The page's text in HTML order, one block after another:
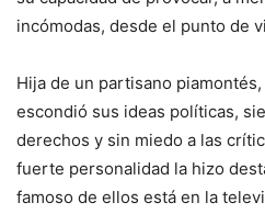
incómodas, desde el punto de
Hija de un partisano
escondió sus ideas políticas,
derechos y sin miedo a las
fuerte personalidad la hizo
famoso de ellos está en la